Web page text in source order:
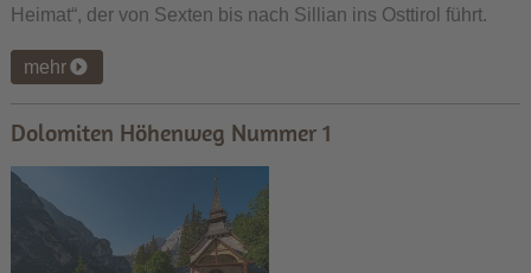
Heimat“, der von Sexten bis nach Sillian ins Osttirol führt.
mehr
Dolomiten Höhenweg Nummer 1